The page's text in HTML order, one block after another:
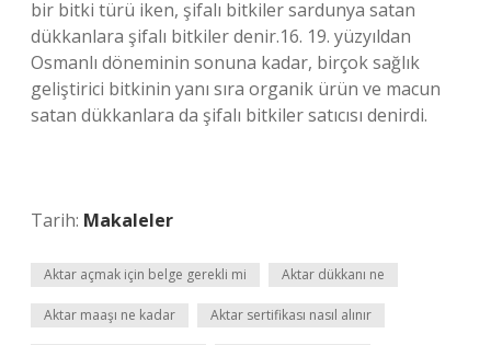
bir bitki türü iken, şifalı bitkiler sardunya satan
dükkanlara şifalı bitkiler denir.16. 19. yüzyıldan
Osmanlı döneminin sonuna kadar, birçok sağlık
geliştirici bitkinin yanı sıra organik ürün ve macun
satan dükkanlara da şifalı bitkiler satıcısı denirdi.
Tarih: Makaleler
Aktar açmak için belge gerekli mi Aktar dükkanı ne
Aktar maaşı ne kadar Aktar sertifikası nasıl alınır